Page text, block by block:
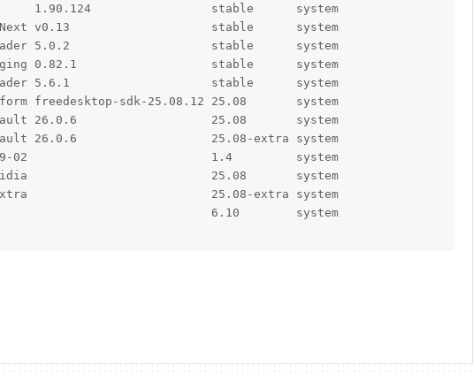
1.90.124                 stable      system
v0.13                    stable      system
5.0.2                    stable      system
staging 0.82.1                   stable      system
5.6.1                    stable      system
freedesktop-sdk-25.08.12 25.08       system
26.0.6                   25.08       system
26.0.6                   25.08-extra system
119-02                          1.4         system
25.08       system
extra                          25.08-extra system
6.10        system